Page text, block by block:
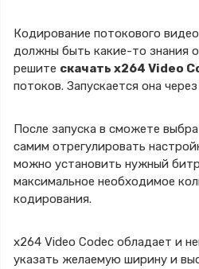
Кодирование потокового
должны быть какие-то знания
решите скачать x264 Video
потоков. Запускается она
После запуска в сможете
самим отрегулировать
можно установить нужный
максимальное необходимое
кодирования.
x264 Video Codec обладает и
указать желаемую ширину и